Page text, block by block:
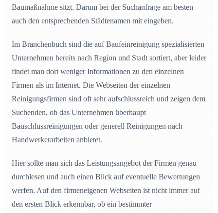
Baumaßnahme sitzt. Darum bei der Suchanfrage am besten
auch den entsprechenden Städtenamen mit eingeben.
Im Branchenbuch sind die auf Baufeinreinigung spezialisierten
Unternehmen bereits nach Region und Stadt sortiert, aber leider
findet man dort weniger Informationen zu den einzelnen
Firmen als im Internet. Die Webseiten der einzelnen
Reinigungsfirmen sind oft sehr aufschlussreich und zeigen dem
Suchenden, ob das Unternehmen überhaupt
Bauschlussreinigungen oder generell Reinigungen nach
Handwerkerarbeiten anbietet.
Hier sollte man sich das Leistungsangebot der Firmen genau
durchlesen und auch einen Blick auf eventuelle Bewertungen
werfen. Auf den firmeneigenen Webseiten ist nicht immer auf
den ersten Blick erkennbar, ob ein bestimmter